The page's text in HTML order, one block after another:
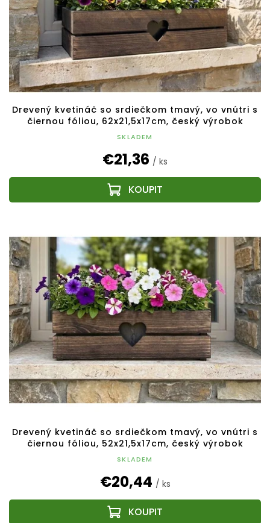
d
u
k
t
o
v
Drevený kvetináč so srdiečkom tmavý, vo vnútri s
čiernou fóliou, 62x21,5x17cm, český výrobok
SKLADEM
€21,36 / ks
Drevený kvetináč so srdiečkom tmavý, vo vnútri s
čiernou fóliou, 52x21,5x17cm, český výrobok
SKLADEM
€20,44 / ks